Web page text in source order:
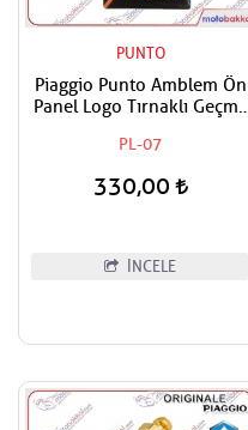
PUNTO
Piaggio Punto Amblem Ön
Panel Logo Tırnaklı Geçme
Turuncu-siyah
PL-07
330,00
İNCELE